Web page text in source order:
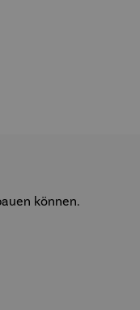
können.